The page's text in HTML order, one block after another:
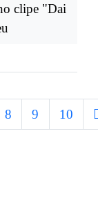
clipe "Dai
8 9 10